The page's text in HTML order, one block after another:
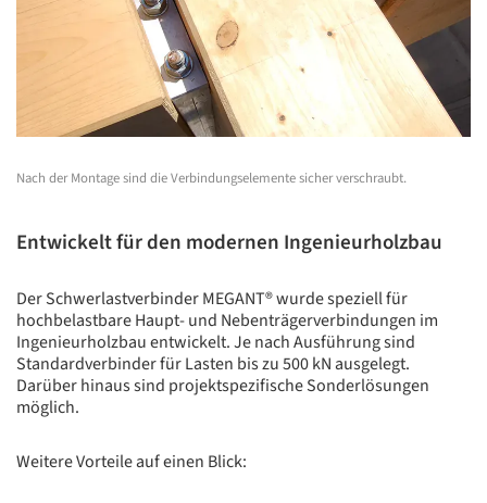
Nach der Montage sind die Verbindungselemente sicher verschraubt.
Entwickelt für den modernen Ingenieurholzbau
Der Schwerlastverbinder MEGANT® wurde speziell für
hochbelastbare Haupt- und Nebenträgerverbindungen im
Ingenieurholzbau entwickelt. Je nach Ausführung sind
Standardverbinder für Lasten bis zu 500 kN ausgelegt.
Darüber hinaus sind projektspezifische Sonderlösungen
möglich.
Weitere Vorteile auf einen Blick: